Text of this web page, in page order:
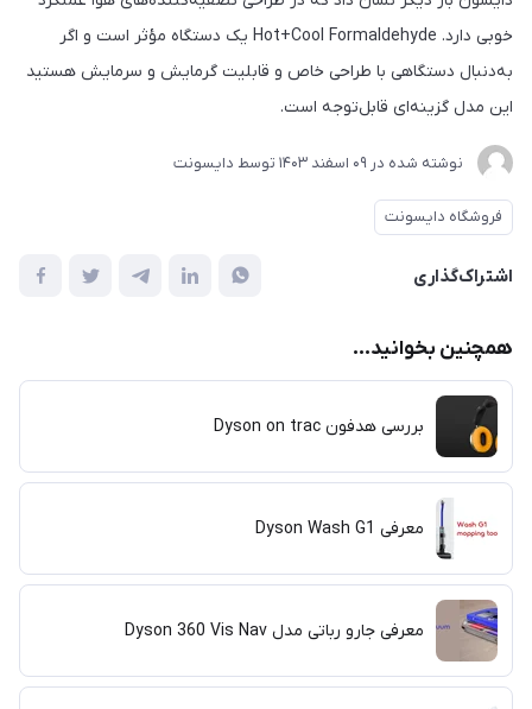
خوبی دارد. Hot+Cool Formaldehyde یک دستگاه مؤثر است و اگر
به‌دنبال دستگاهی با طراحی خاص و قابلیت گرمایش و سرمایش هستید
این مدل گزینه‌ای قابل‌توجه است.
نوشته شده در 09 اسفند 1403 توسط دایسونت
فروشگاه دایسونت
اشتراک‌گذاری
همچنین بخوانید...
بررسی هدفون Dyson on trac
معرفی Dyson Wash G1
معرفی جارو رباتی مدل Dyson 360 Vis Nav